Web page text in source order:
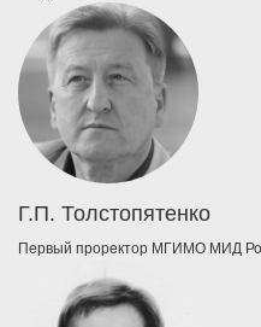
Г.П. Толстопятенко
Первый проректор МГИМО МИД